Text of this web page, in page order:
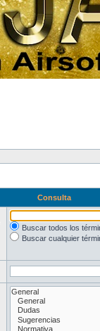
Consulta
Buscar todos los
Buscar cualquier